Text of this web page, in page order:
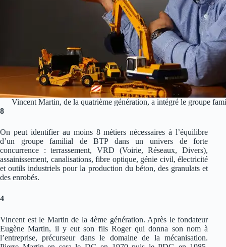
Vincent Martin, de la quatrième génération, a intégré le groupe
8
On peut identifier au moins 8 métiers nécessaires à l’équilibre
d’un groupe familial de BTP dans un univers de forte
concurrence : terrassement, VRD (Voirie, Réseaux, Divers),
assainissement, canalisations, fibre optique, génie civil, électricité
et outils industriels pour la production du béton, des granulats et
des enrobés.
4
Vincent est le Martin de la 4ème génération. Après le fondateur
Eugène Martin, il y eut son fils Roger qui donna son nom à
l’entreprise, précurseur dans le domaine de la mécanisation.